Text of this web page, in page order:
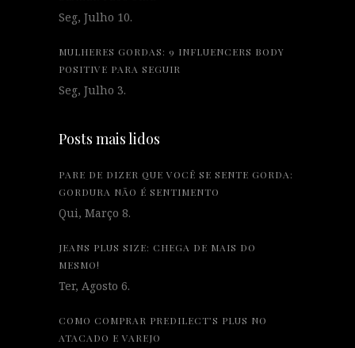
Seg, Julho 10.
MULHERES GORDAS: 9 INFLUENCERS BODY
POSITIVE PARA SEGUIR
Seg, Julho 3.
Posts mais lidos
PARE DE DIZER QUE VOCÊ SE SENTE GORDA:
GORDURA NÃO É SENTIMENTO
Qui, Março 8.
JEANS PLUS SIZE: CHEGA DE MAIS DO
MESMO!
Ter, Agosto 6.
COMO COMPRAR PREDILECT’S PLUS NO
ATACADO E VAREJO